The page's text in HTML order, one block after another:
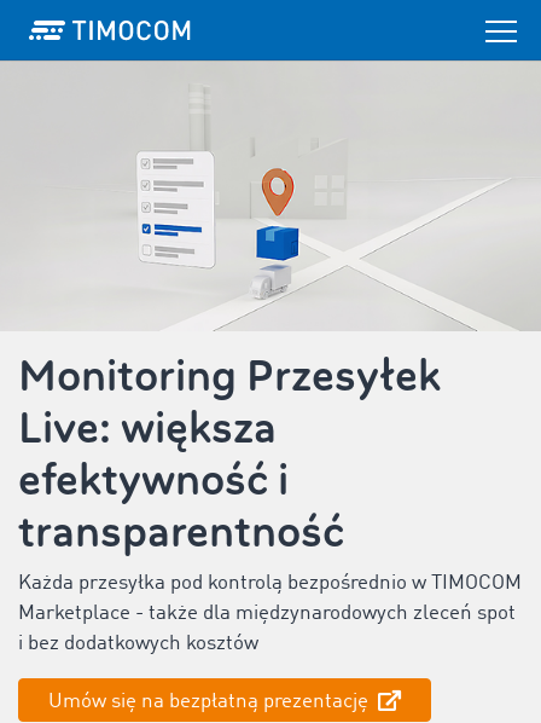
Monitoring Przesyłek
Live: większa
efektywność i
transparentność
Każda przesyłka pod kontrolą bezpośrednio w TIMOCOM
Marketplace - także dla międzynarodowych zleceń spot
i bez dodatkowych kosztów
Umów się na bezpłatną prezentację